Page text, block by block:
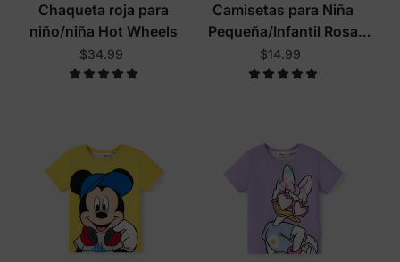
Chaqueta roja para
niño/niña Hot Wheels
$34.99
Camisetas para Niña
Pequeña/Infantil Rosa
Rosado
$14.99